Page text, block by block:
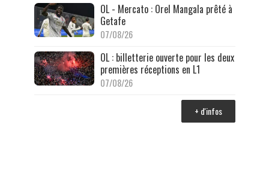
OL - Mercato : Orel Mangala prêté à
Getafe
07/08/26
OL : billetterie ouverte pour les deux
premières réceptions en L1
07/08/26
+ d'infos